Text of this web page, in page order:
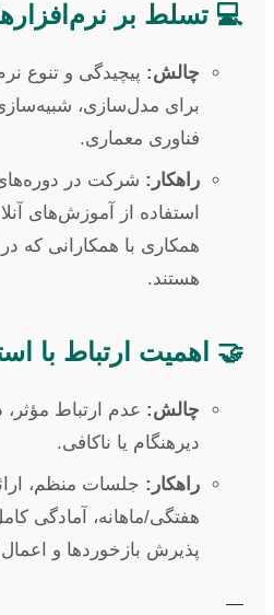
💻 تسلط بر
چالش: پیچیدگی و تنوع
برای مدل‌سازی،
فناوری معماری.
راهکار: شرکت در
استفاده از آموزش‌های
همکاری با همکارانی که
هستند.
🤝 اهمیت ارتباط با
چالش: عدم ارتباط
دیرهنگام یا ناکافی.
راهکار: جلسات منظم،
هفتگی/ماهانه، آمادگی
پذیرش بازخوردها و
—